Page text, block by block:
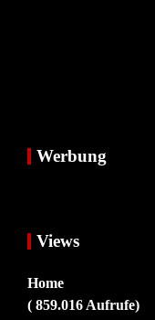
Werbung
Views
Home
( 859.016 Aufrufe)